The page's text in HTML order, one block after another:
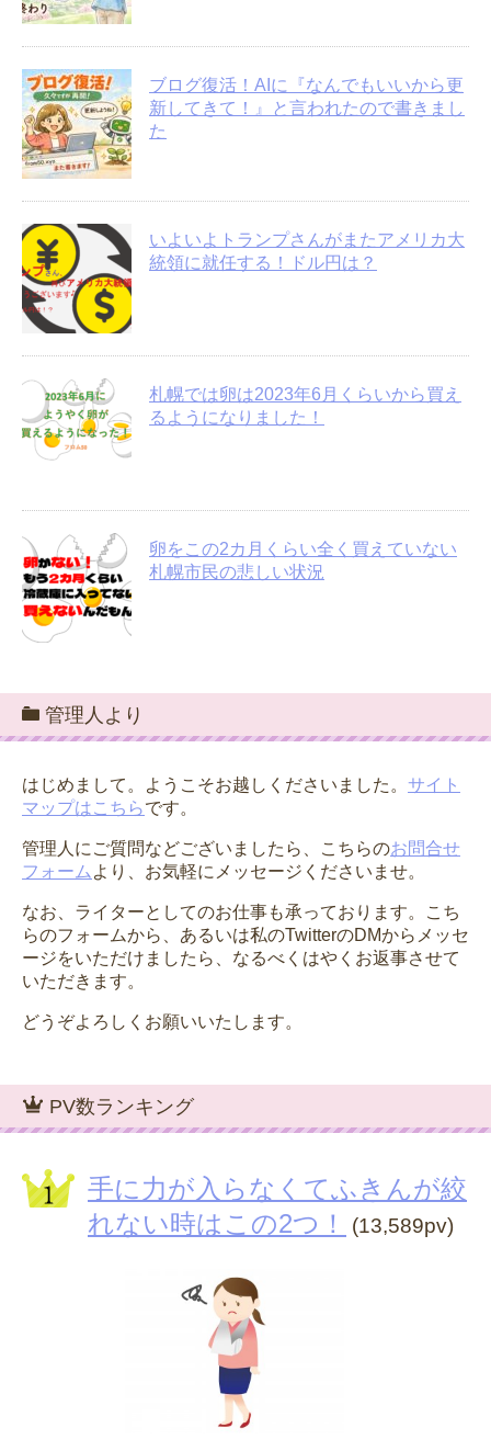
ブログ復活！AIに『なんでもいいから更
新してきて！』と言われたので書きまし
た
いよいよトランプさんがまたアメリカ大
統領に就任する！ドル円は？
札幌では卵は2023年6月くらいから買え
るようになりました！
卵をこの2カ月くらい全く買えていない
札幌市民の悲しい状況
管理人より
はじめまして。ようこそお越しくださいました。 サイト
マップはこちらです。
管理人にご質問などございましたら、こちらのお問合せ
フォーム より、お気軽にメッセージくださいませ。
なお、ライターとしてのお仕事も承っております。こち
らのフォームから、あるいは私のTwitterのDMからメッセ
ージをいただけましたら、なるべくはやくお返事させて
いただきます。
どうぞよろしくお願いいたします。
PV数ランキング
手に力が入らなくてふきんが絞
れない時はこの2つ！
(13,589pv)